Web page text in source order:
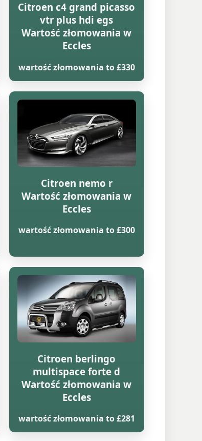
Citroen c4 grand picasso
vtr plus hdi egs
Wartość złomowania w
Eccles
wartość złomowania to £330
Citroen nemo r
Wartość złomowania w
Eccles
wartość złomowania to £300
Citroen berlingo
multispace forte d
Wartość złomowania w
Eccles
wartość złomowania to £281